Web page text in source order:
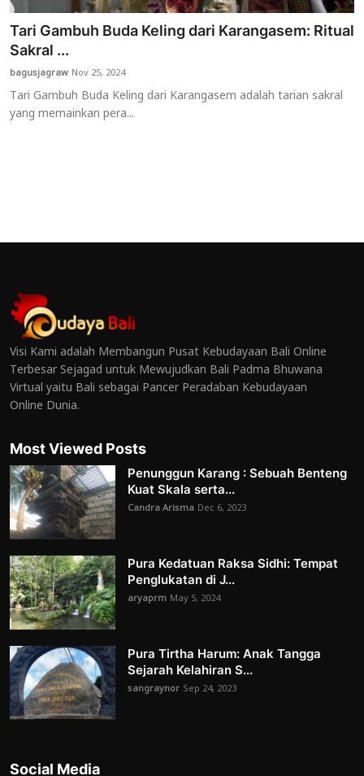
Tari Gambuh Buda Keling dari Karangasem: Ritual
Sakral ...
bagusjagraw Nov 25, 2024
Tari Gambuh Buda Keling dari Karangasem adalah tarian sakral
yang memainkan pera...
Visi Kami adalah Membangun Pusat Kebudayaan Bali Online
Terbesar Sejagad untuk Mewujudkan Bali Padma Bhuwana
Virtual yaitu Bali sebagai Pancer Peradaban Kebudayaan
Online Dunia.
Most Viewed Posts
Penunggun Karang : Sebuah Benteng
Kuat Skala serta...
Candra Arisma Dec 6, 2023
Pura Kedatuan Raksa Sidhi: Tempat
Penglukatan di J...
aryaprm May 5, 2024
Pura Tirtha Harum: Anak Tangga
Sejarah Kelahiran S...
sangraynor Sep 24, 2023
Social Media